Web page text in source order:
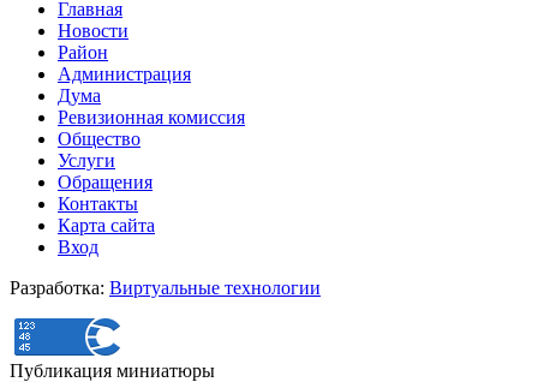
Главная
Новости
Район
Администрация
Дума
Ревизионная комиссия
Общество
Услуги
Обращения
Контакты
Карта сайта
Вход
Разработка: Виртуальные технологии
Публикация миниатюры